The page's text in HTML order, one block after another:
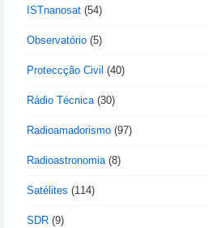
ISTnanosat (54)
Observatório (5)
Proteccção Civil (40)
Rádio Técnica(30)
Radioamadorismo (97)
Radioastronomia(8)
Satélites (114)
SDR (9)